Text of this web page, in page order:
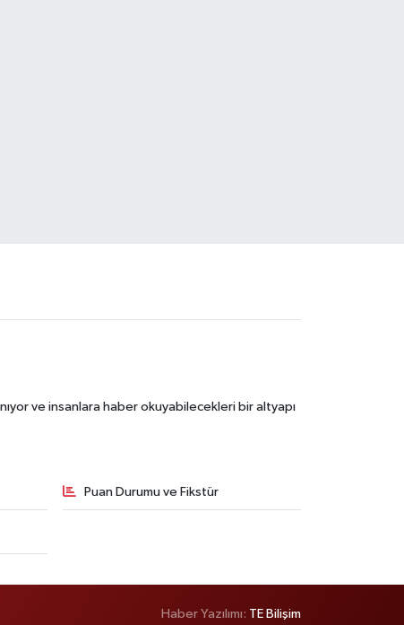
ve insanlara haber okuyabilecekleri bir altyapı
Puan Durumu ve Fikstür
Haber Yazılımı: TE Bilişim